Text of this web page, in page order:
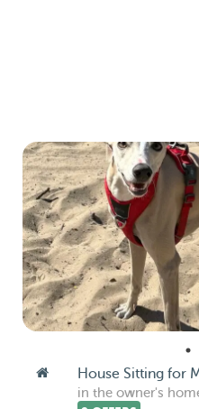
House Sitting for
in the owner's